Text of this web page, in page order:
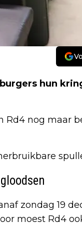
hun
Rd4 nog maar
zondag 19
moest Rd4